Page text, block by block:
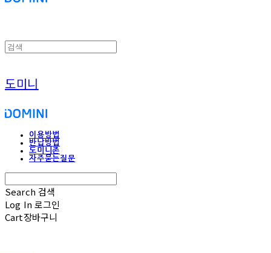
도미니
이용방법
반납방법
도미니존
자주묻는질문
Search 검색
Log In로그인
Cart장바구니